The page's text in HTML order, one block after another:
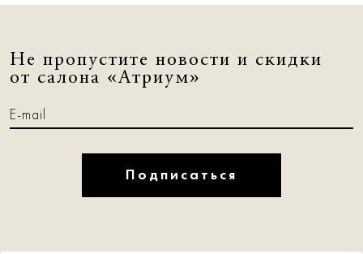
Не пропустите новости и скидки
от салона «Атриум»
Подписаться